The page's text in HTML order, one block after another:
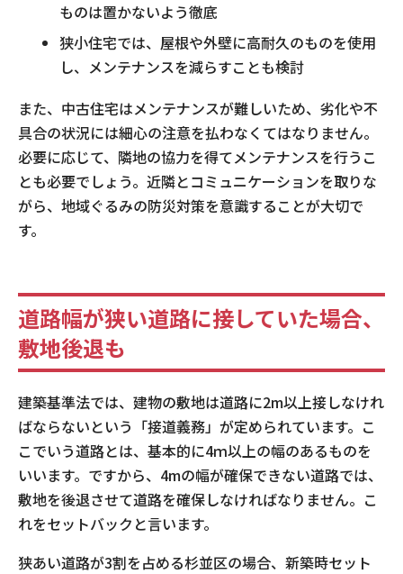
ものは置かないよう徹底
狭小住宅では、屋根や外壁に高耐久のものを使用
し、メンテナンスを減らすことも検討
また、中古住宅はメンテナンスが難しいため、劣化や不
具合の状況には細心の注意を払わなくてはなりません。
必要に応じて、隣地の協力を得てメンテナンスを行うこ
とも必要でしょう。近隣とコミュニケーションを取りな
がら、地域ぐるみの防災対策を意識することが大切で
す。
道路幅が狭い道路に接していた場合、
敷地後退も
建築基準法では、建物の敷地は道路に2m以上接しなけれ
ばならないという「接道義務」が定められています。こ
こでいう道路とは、基本的に4ｍ以上の幅のあるものを
いいます。ですから、4mの幅が確保できない道路では、
敷地を後退させて道路を確保しなければなりません。こ
れをセットバックと言います。
狭あい道路が3割を占める杉並区の場合、新築時セット